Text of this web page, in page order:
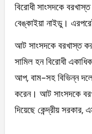
বিরোধী সাংসদকে
বেঙ্কাইয়া নাইডু।
আট সাংসদকে বরখাস্ত
সামিল হন বিরোধী
আপ, বাম-সহ বিভিন্ন
করেন। আট সাংসদকে
দিয়েছে কেন্দ্রীয়